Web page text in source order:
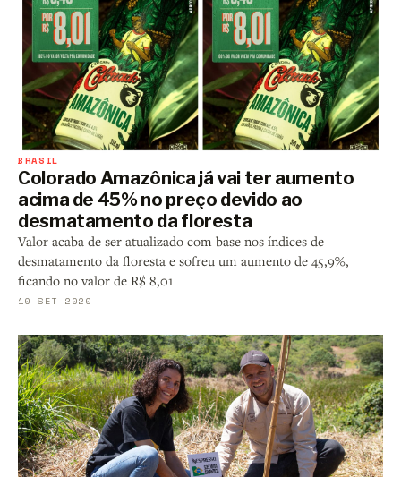
BRASIL
Colorado Amazônica já vai ter aumento
acima de 45% no preço devido ao
desmatamento da floresta
Valor acaba de ser atualizado com base nos índices de
desmatamento da floresta e sofreu um aumento de 45,9%,
ficando no valor de R$ 8,01
10 SET 2020